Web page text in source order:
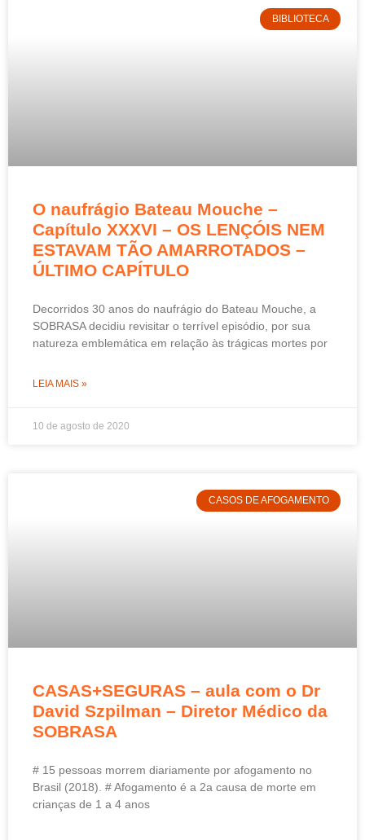
BIBLIOTECA
O naufrágio Bateau Mouche –
Capítulo XXXVI – OS LENÇÓIS NEM
ESTAVAM TÃO AMARROTADOS –
ÚLTIMO CAPÍTULO
Decorridos 30 anos do naufrágio do Bateau Mouche, a
SOBRASA decidiu revisitar o terrível episódio, por sua
natureza emblemática em relação às trágicas mortes por
LEIA MAIS »
10 de agosto de 2020
CASOS DE AFOGAMENTO
CASAS+SEGURAS – aula com o Dr
David Szpilman – Diretor Médico da
SOBRASA
# 15 pessoas morrem diariamente por afogamento no
Brasil (2018). # Afogamento é a 2a causa de morte em
crianças de 1 a 4 anos